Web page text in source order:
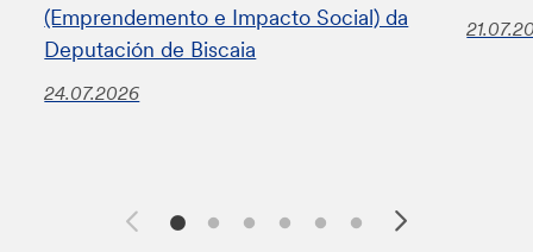
(Emprendemento e Impacto Social) da
Deputación de Biscaia
24.07.2026